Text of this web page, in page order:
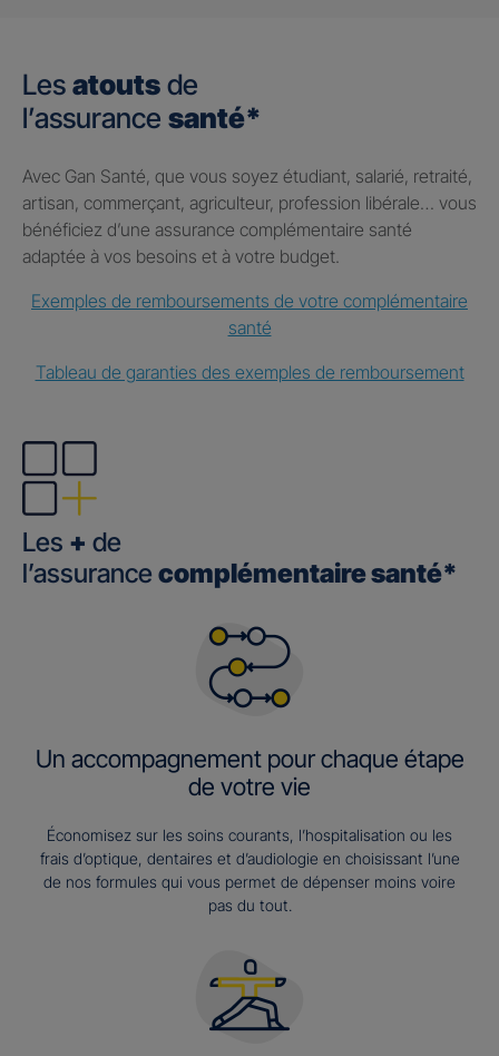
Les atouts de
l’assurance santé*
Avec Gan Santé, que vous soyez étudiant, salarié, retraité,
artisan, commerçant, agriculteur, profession libérale… vous
bénéficiez d’une assurance complémentaire santé
adaptée à vos besoins et à votre budget.
Exemples de remboursements de votre complémentaire
santé
Tableau de garanties des exemples de remboursement
Les + de
l’assurance complémentaire santé*
Un accompagnement pour chaque étape
de votre vie
Économisez sur les soins courants, l’hospitalisation ou les
frais d’optique, dentaires et d’audiologie en choisissant l’une
de nos formules qui vous permet de dépenser moins voire
pas du tout.